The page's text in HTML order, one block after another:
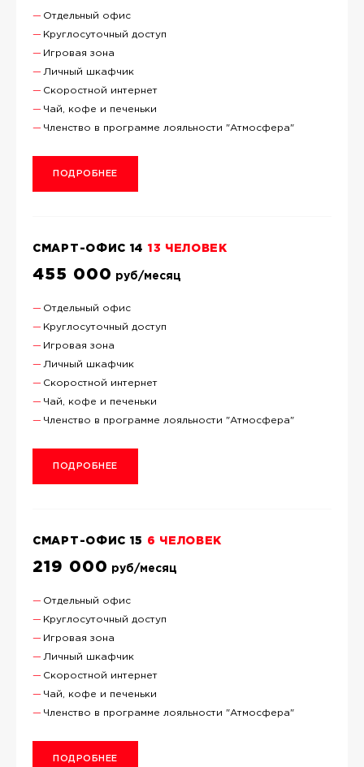
Отдельный офис
Круглосуточный доступ
Игровая зона
Личный шкафчик
Скоростной интернет
Чай, кофе и печеньки
Членство в программе лояльности "Атмосфера"
ПОДРОБНЕЕ
СМАРТ-ОФИС 14 13 ЧЕЛОВЕК
455 000 руб/месяц
Отдельный офис
Круглосуточный доступ
Игровая зона
Личный шкафчик
Скоростной интернет
Чай, кофе и печеньки
Членство в программе лояльности "Атмосфера"
ПОДРОБНЕЕ
СМАРТ-ОФИС 15 6 ЧЕЛОВЕК
219 000 руб/месяц
Отдельный офис
Круглосуточный доступ
Игровая зона
Личный шкафчик
Скоростной интернет
Чай, кофе и печеньки
Членство в программе лояльности "Атмосфера"
ПОДРОБНЕЕ